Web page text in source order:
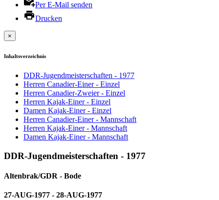
Per E-Mail senden
Drucken
×
Inhaltsverzeichnis
DDR-Jugendmeisterschaften - 1977
Herren Canadier-Einer - Einzel
Herren Canadier-Zweier - Einzel
Herren Kajak-Einer - Einzel
Damen Kajak-Einer - Einzel
Herren Canadier-Einer - Mannschaft
Herren Kajak-Einer - Mannschaft
Damen Kajak-Einer - Mannschaft
DDR-Jugendmeisterschaften - 1977
Altenbrak/GDR - Bode
27-AUG-1977 - 28-AUG-1977